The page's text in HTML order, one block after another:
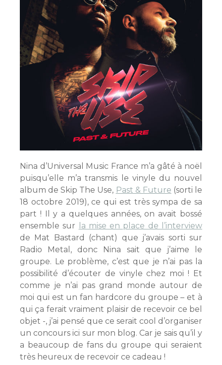
Nina d’Universal Music France m’a gâté à noël
puisqu’elle m’a transmis le vinyle du nouvel
album de Skip The Use, Past & Future (sorti le
18 octobre 2019), ce qui est très sympa de sa
part ! Il y a quelques années, on avait bossé
ensemble sur
la mise en place de l’interview
de Mat Bastard (chant) que j’avais sorti sur
Radio Metal, donc Nina sait que j’aime le
groupe. Le problème, c’est que je n’ai pas la
possibilité d’écouter de vinyle chez moi ! Et
comme je n’ai pas grand monde autour de
moi qui est un fan hardcore du groupe – et à
qui ça ferait vraiment plaisir de recevoir ce bel
objet -, j’ai pensé que ce serait cool d’organiser
un concours ici sur mon blog. Car je sais qu’il y
a beaucoup de fans du groupe qui seraient
très heureux de recevoir ce cadeau !